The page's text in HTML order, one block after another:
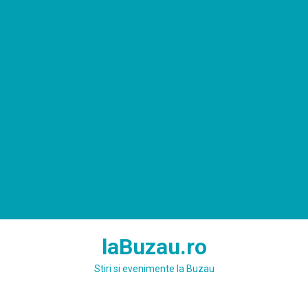
laBuzau.ro
Stiri si evenimente la Buzau